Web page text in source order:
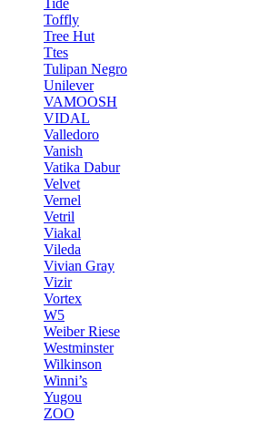
Tide
Toffly
Tree Hut
Ttes
Tulipan Negro
Unilever
VAMOOSH
VIDAL
Valledoro
Vanish
Vatika Dabur
Velvet
Vernel
Vetril
Viakal
Vileda
Vivian Gray
Vizir
Vortex
W5
Weiber Riese
Westminster
Wilkinson
Winni’s
Yugou
ZOO